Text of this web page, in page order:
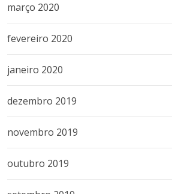
março 2020
fevereiro 2020
janeiro 2020
dezembro 2019
novembro 2019
outubro 2019